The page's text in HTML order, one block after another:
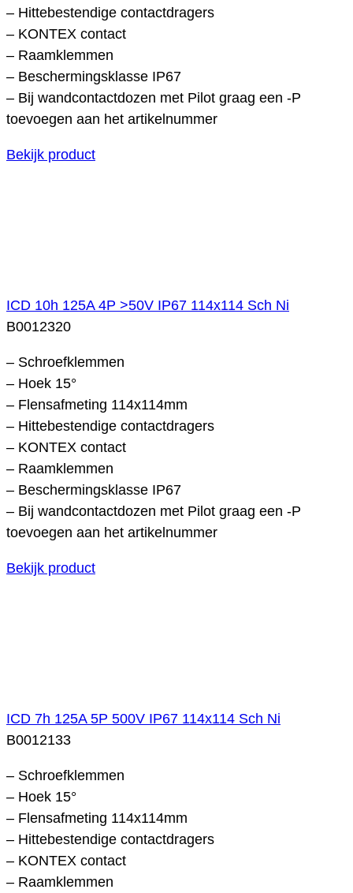
– Hittebestendige contactdragers
– KONTEX contact
– Raamklemmen
– Beschermingsklasse IP67
– Bij wandcontactdozen met Pilot graag een -P
toevoegen aan het artikelnummer
Bekijk product
ICD 10h 125A 4P >50V IP67 114x114 Sch Ni
B0012320
– Schroefklemmen
– Hoek 15°
– Flensafmeting 114x114mm
– Hittebestendige contactdragers
– KONTEX contact
– Raamklemmen
– Beschermingsklasse IP67
– Bij wandcontactdozen met Pilot graag een -P
toevoegen aan het artikelnummer
Bekijk product
ICD 7h 125A 5P 500V IP67 114x114 Sch Ni
B0012133
– Schroefklemmen
– Hoek 15°
– Flensafmeting 114x114mm
– Hittebestendige contactdragers
– KONTEX contact
– Raamklemmen